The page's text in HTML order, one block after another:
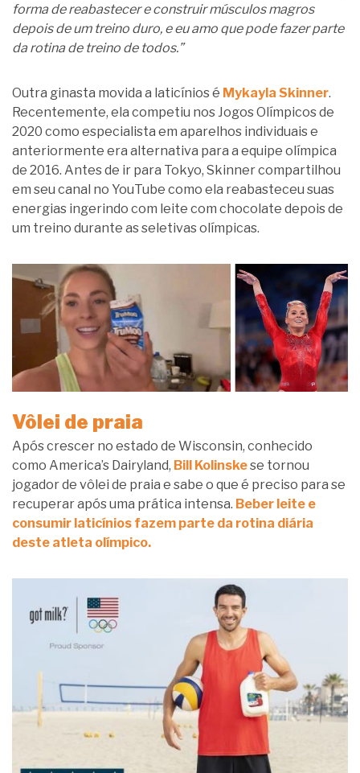
forma de reabastecer e construir músculos magros
depois de um treino duro, e eu amo que pode fazer parte
da rotina de treino de todos.”
Outra ginasta movida a laticínios é Mykayla Skinner.
Recentemente, ela competiu nos Jogos Olímpicos de
2020 como especialista em aparelhos individuais e
anteriormente era alternativa para a equipe olímpica
de 2016. Antes de ir para Tokyo, Skinner compartilhou
em seu canal no YouTube como ela reabasteceu suas
energias ingerindo com leite com chocolate depois de
um treino durante as seletivas olímpicas.
Vôlei de praia
Após crescer no estado de Wisconsin, conhecido
como America’s Dairyland, Bill Kolinskese tornou
jogador de vôlei de praia e sabe o que é preciso para se
recuperar após uma prática intensa. Beber leite e
consumir laticínios fazem parte da rotina diária
deste atleta olímpico.